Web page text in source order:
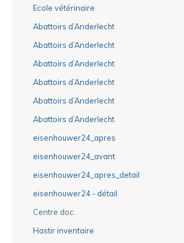
Ecole vétérinaire
Abattoirs d’Anderlecht
Abattoirs d’Anderlecht
Abattoirs d’Anderlecht
Abattoirs d’Anderlecht
Abattoirs d’Anderlecht
Abattoirs d’Anderlecht
eisenhouwer24_apres
eisenhouwer24_avant
eisenhouwer24_apres_detail
eisenhouwer24 - détail
Centre doc.
Hastir inventaire